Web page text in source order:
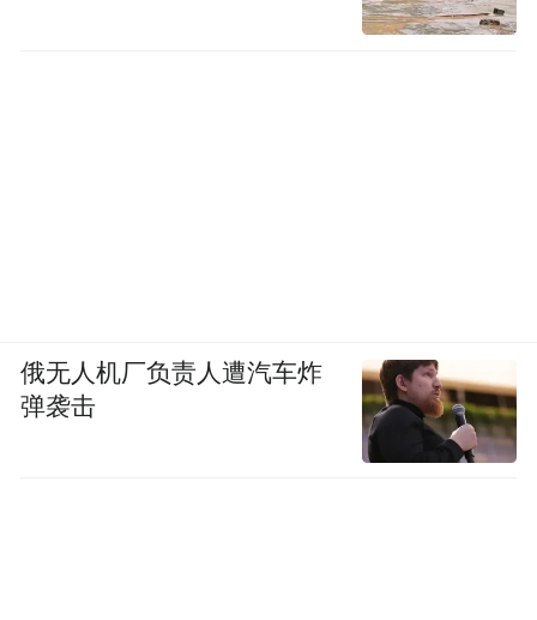
俄无人机厂负责人遭汽车炸
弹袭击